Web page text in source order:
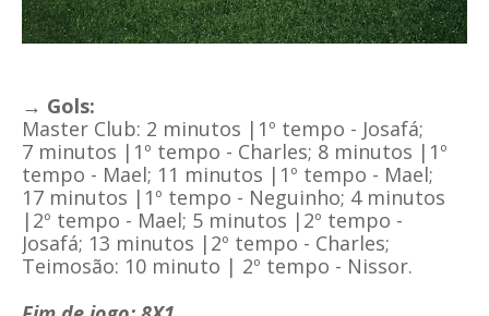
→ Gols:
Master Club: 2 minutos |1º tempo - Josafá;
7 minutos |1º tempo - Charles; 8 minutos |1º
tempo - Mael; 11 minutos |1º tempo - Mael;
17 minutos |1º tempo - Neguinho; 4 minutos
|2º tempo - Mael; 5 minutos |2º tempo -
Josafá; 13 minutos |2º tempo - Charles;
Teimosão: 10 minuto | 2º tempo - Nissor.